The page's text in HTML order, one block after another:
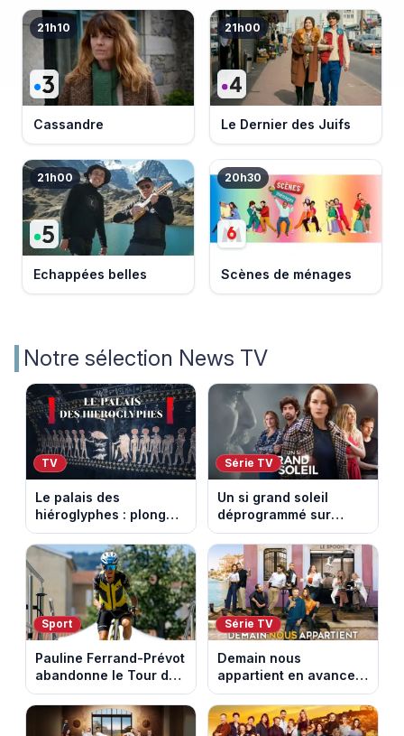
21h10
Cassandre
21h00
Le Dernier des Juifs
21h00
Echappées belles
20h30
Scènes de ménages
Notre sélection News TV
TV
Le palais des
hiéroglyphes : plongez
dans la tombe
égyptienne qui fascine
les archéologues
Série TV
Un si grand soleil
déprogrammé sur
France 3 : cinq
épisodes inédits
diffusés le 13 août
Sport
Pauline Ferrand-Prévot
abandonne le Tour de
France Femmes avant
la 8e étape
Série TV
Demain nous
appartient en avance :
ce qui vous attend la
semaine du 10 au 14
août 2026 (spoiler)